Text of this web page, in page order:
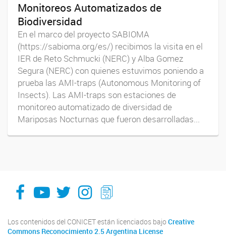
Monitoreos Automatizados de
Biodiversidad
En el marco del proyecto SABIOMA
(https://sabioma.org/es/) recibimos la visita en el
IER de Reto Schmucki (NERC) y Alba Gomez
Segura (NERC) con quienes estuvimos poniendo a
prueba las AMI-traps (Autonomous Monitoring of
Insects). Las AMI-traps son estaciones de
monitoreo automatizado de diversidad de
Mariposas Nocturnas que fueron desarrolladas...
facebook
youtube
Twitter
Instagram
LeChasquier Boletin Digital 70
Los contenidos del CONICET están licenciados bajo Creative
Commons Reconocimiento 2.5 Argentina License